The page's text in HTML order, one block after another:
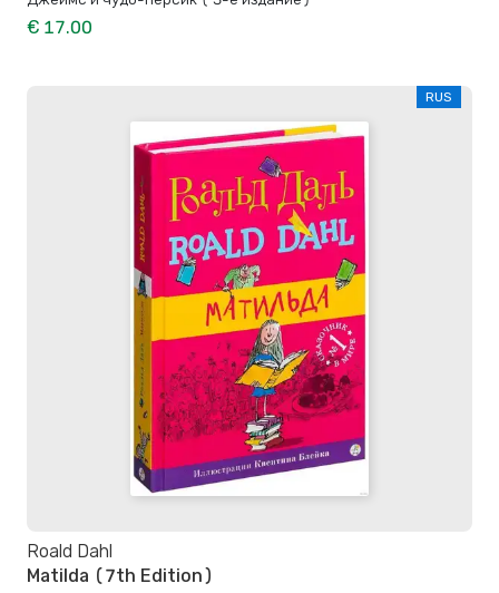
€ 17.00
RUS
Roald Dahl
Matilda (7th Edition)